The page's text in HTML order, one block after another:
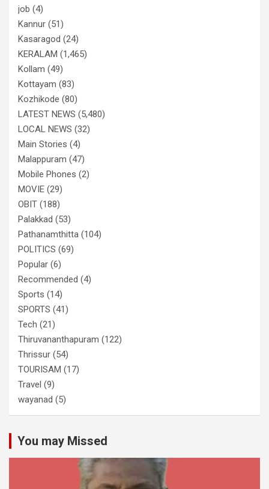
job (4)
Kannur (51)
Kasaragod (24)
KERALAM (1,465)
Kollam (49)
Kottayam (83)
Kozhikode (80)
LATEST NEWS (5,480)
LOCAL NEWS (32)
Main Stories (4)
Malappuram (47)
Mobile Phones (2)
MOVIE (29)
OBIT (188)
Palakkad (53)
Pathanamthitta (104)
POLITICS (69)
Popular (6)
Recommended (4)
Sports (14)
SPORTS (41)
Tech (21)
Thiruvananthapuram (122)
Thrissur (54)
TOURISAM (17)
Travel (9)
wayanad (5)
You may Missed